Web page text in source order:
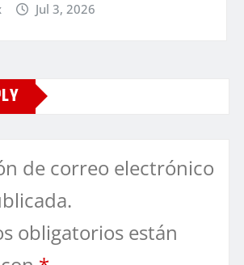
Jul 3, 2026
de correo electrónico
obligatorios están